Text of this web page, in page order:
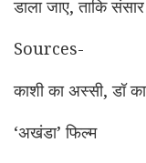
डाला जाए, ताकि
Sources-
काशी का अस्सी, डॉ
‘अखंडा’ फिल्म